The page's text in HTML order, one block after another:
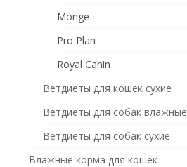
Monge
Pro Plan
Royal Canin
Ветдиеты для кошек сухие
Ветдиеты для собак влажные
Ветдиеты для собак сухие
Влажные корма для кошек